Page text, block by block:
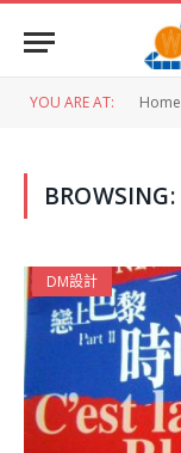
YOU ARE AT: Home
BROWSING:
DM設計